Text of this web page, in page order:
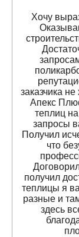
Хочу
заказчика
Апекс
теплиц
запросы
Получил
что
получил
теплицы я
разные и
здесь